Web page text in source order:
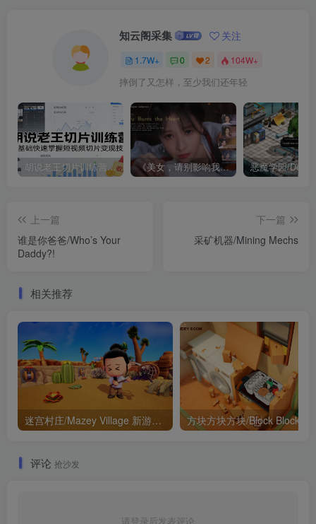
知云阁采集 关注
1.7W+ 0 2 104W+
摔倒了又怎样，至少我们还年轻
胡说老王切片训练营，零基础快速掌握短视频切片变现技巧 《美女，请别影响我成仙全球版》中文版
上一篇
谁是你爸爸/Who’s Your
Daddy?!
下一篇
采矿机器/Mining Mechs
相关推荐
迷宫村庄/Mazey Village 新游发布
评论 抢沙发
请登录后发表评论